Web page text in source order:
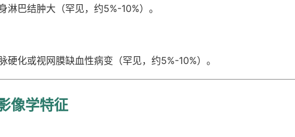
淋巴结肿大（罕见，约5%-10%）。
硬化或视网膜缺血性病变（罕见，约5%-10%）。
像学特征